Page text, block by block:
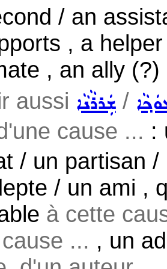
/ an
, a
, an ally (?)
aussi ܫܲܪܪܵܢܵܐ /
cause ... :
/ un partisan
/ un ami ,
à cette
... , un